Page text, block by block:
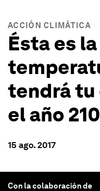
ACCIÓN CLIMÁTICA
Ésta es la
tendrá tu
el año
15 ago. 2017
Con la colaboración de